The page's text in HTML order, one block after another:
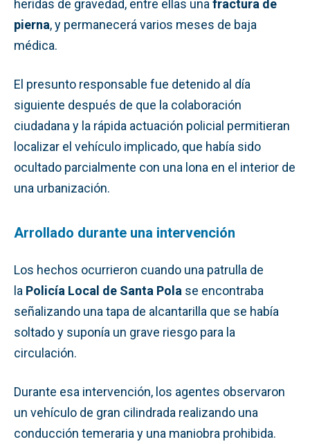
heridas de gravedad, entre ellas una fractura de
pierna, y permanecerá varios meses de baja
médica.
El presunto responsable fue detenido al día
siguiente después de que la colaboración
ciudadana y la rápida actuación policial permitieran
localizar el vehículo implicado, que había sido
ocultado parcialmente con una lona en el interior de
una urbanización.
Arrollado durante una intervención
Los hechos ocurrieron cuando una patrulla de
la Policía Local de Santa Pola se encontraba
señalizando una tapa de alcantarilla que se había
soltado y suponía un grave riesgo para la
circulación.
Durante esa intervención, los agentes observaron
un vehículo de gran cilindrada realizando una
conducción temeraria y una maniobra prohibida.